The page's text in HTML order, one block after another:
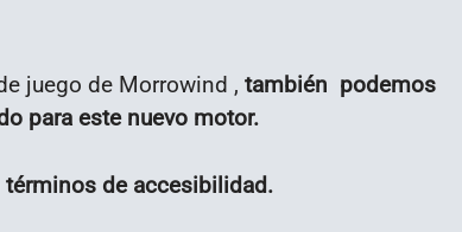
juego de Morrowind , también podemos
para este nuevo motor.
términos de accesibilidad.